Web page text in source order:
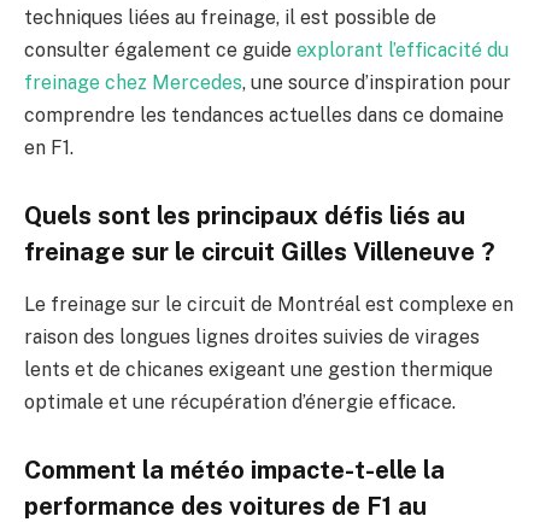
techniques liées au freinage, il est possible de
consulter également ce guide explorant l’efficacité du
freinage chez Mercedes, une source d’inspiration pour
comprendre les tendances actuelles dans ce domaine
en F1.
Quels sont les principaux défis liés au
freinage sur le circuit Gilles Villeneuve ?
Le freinage sur le circuit de Montréal est complexe en
raison des longues lignes droites suivies de virages
lents et de chicanes exigeant une gestion thermique
optimale et une récupération d’énergie efficace.
Comment la météo impacte-t-elle la
performance des voitures de F1 au